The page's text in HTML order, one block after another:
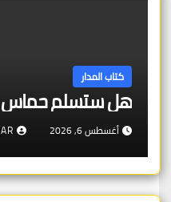
كتاب المدار
هل ستسلم حماس
أغسطس 6, 2026